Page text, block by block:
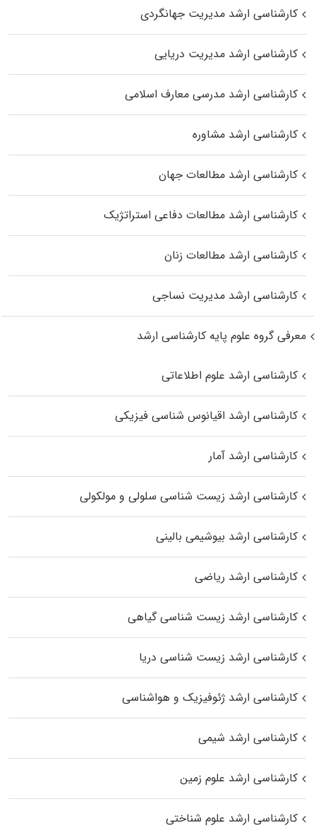
کارشناسی ارشد مدیریت جهانگردی
کارشناسی ارشد مدیریت دریایی
کارشناسی ارشد مدرسی معارف اسلامی
کارشناسی ارشد مشاوره
کارشناسی ارشد مطالعات جهان
کارشناسی ارشد مطالعات دفاعی استراتژیک
کارشناسی ارشد مطالعات زنان
کارشناسی ارشد مدیریت نساجی
معرفی گروه علوم پایه کارشناسی ارشد
کارشناسی ارشد علوم اطلاعاتی
کارشناسی ارشد اقیانوس‌ شناسی فیزیکی
کارشناسی ارشد آمار
کارشناسی ارشد زیست شناسی سلولی و مولکولی
کارشناسی ارشد بیوشیمی بالینی
کارشناسی ارشد ریاضی
کارشناسی ارشد زیست‌ شناسی گیاهی
کارشناسی ارشد زیست‌ شناسی دریا
کارشناسی ارشد ژئوفیزیک و هواشناسی
کارشناسی ارشد شیمی
کارشناسی ارشد علوم زمین
کارشناسی ارشد علوم شناختی